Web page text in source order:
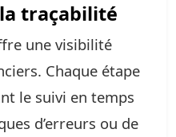
traçabilité
une visibilité
Chaque étape
le suivi en temps
d’erreurs ou de